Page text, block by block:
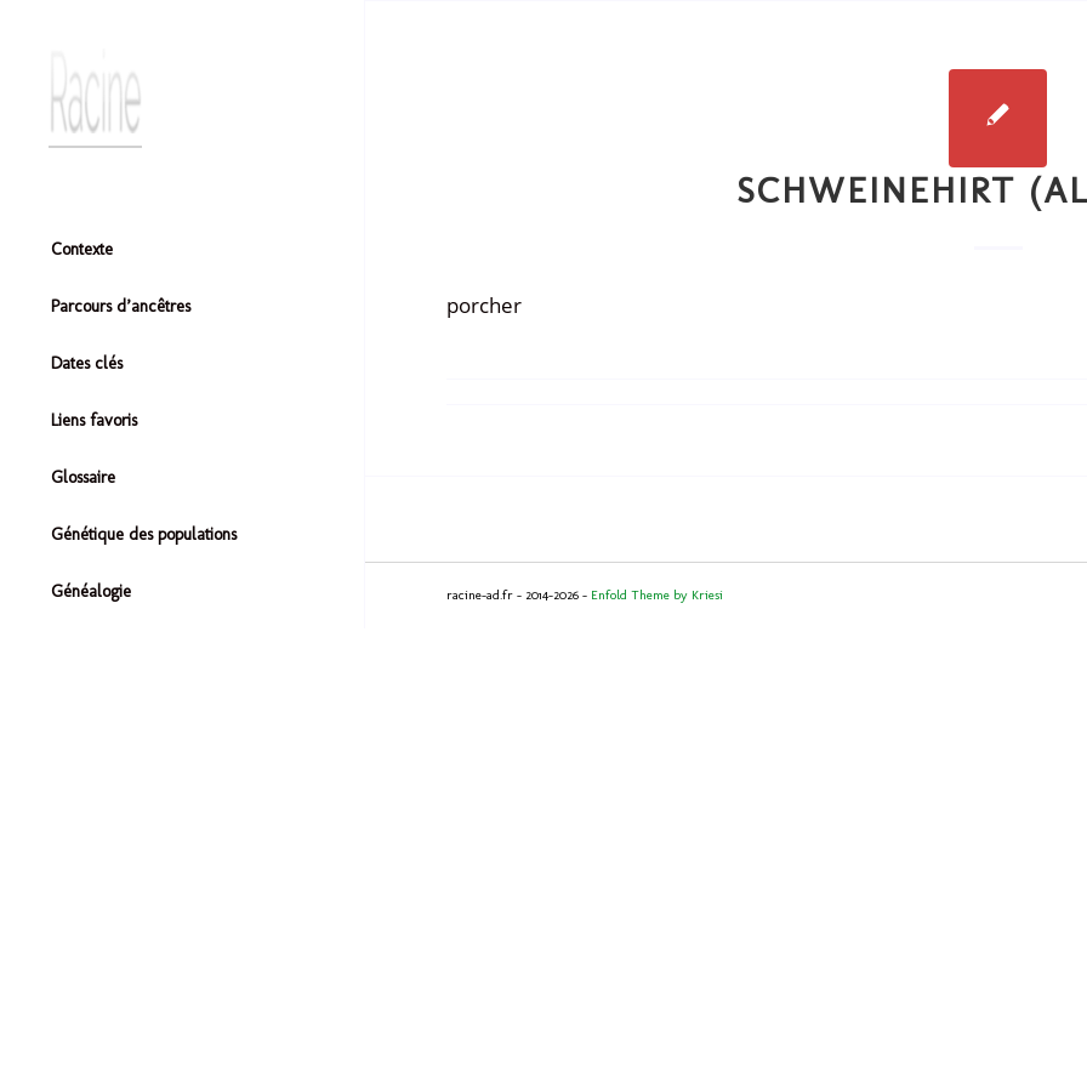
Contexte
Parcours d’ancêtres
Dates clés
Liens favoris
Glossaire
Génétique des populations
Généalogie
SCHWEINEHIRT
porcher
racine-ad.fr - 2014-2026 - Enfold Theme by Kriesi